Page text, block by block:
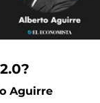
Aguirre